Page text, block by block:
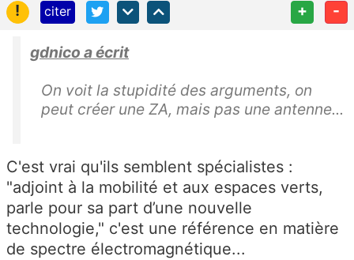
!
citer + -
gdnico a écrit
On voit la stupidité des arguments, on
peut créer une ZA, mais pas une antenne...
C'est vrai qu'ils semblent spécialistes :
"adjoint à la mobilité et aux espaces verts,
parle pour sa part d’une nouvelle
technologie," c'est une référence en matière
de spectre électromagnétique...